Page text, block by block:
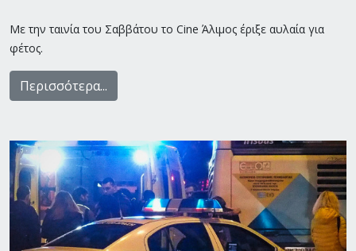
Με την ταινία του Σαββάτου το Cine Άλιμος έριξε αυλαία για
φέτος.
Περισσότερα...